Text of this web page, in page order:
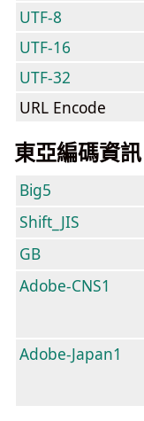
UTF-8
UTF-16
UTF-32
URL Encode
東亞編碼資訊
Big5
Shift_JIS
GB
Adobe-CNS1
Adobe-Japan1